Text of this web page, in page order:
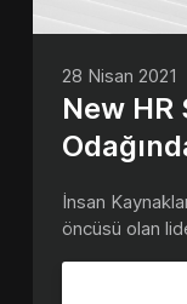
28 Nisan 2021
New HR
İnsan
öncüsü olan